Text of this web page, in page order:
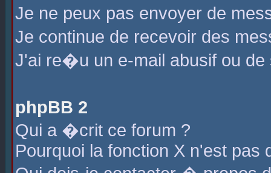
Je ne peux pas envoyer de
Je continue de recevoir des
J'ai re�u un e-mail abusif ou de
phpBB 2
Qui a �crit ce forum ?
Pourquoi la fonction X n'est pas